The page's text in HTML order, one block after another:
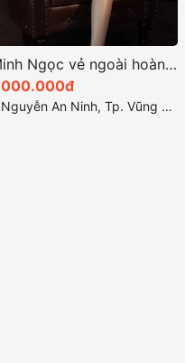
Minh Ngọc vẻ ngoài hoàn hảo với đường cong nổi bật
An Ninh, Tp. Vũng Tàu, Bà Rịa - Vũng Tàu